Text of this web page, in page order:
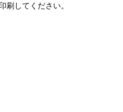
刷してください。